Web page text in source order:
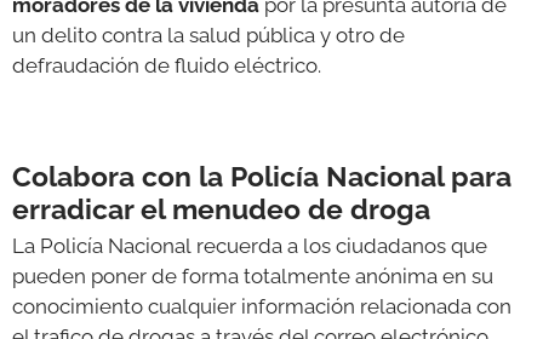
moradores de la vivienda por la presunta autoría de
un delito contra la salud pública y otro de
defraudación de fluido eléctrico.
Colabora con la Policía Nacional para
erradicar el menudeo de droga
La Policía Nacional recuerda a los ciudadanos que
pueden poner de forma totalmente anónima en su
conocimiento cualquier información relacionada con